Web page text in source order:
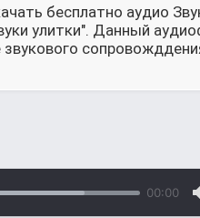
бесплатно аудио
улитки". Данный
звукового
00:00